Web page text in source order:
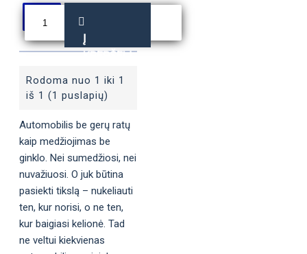
Į
KREPŠELĮ
Rodoma nuo 1 iki 1
iš 1 (1 puslapių)
Automobilis be gerų ratų
kaip medžiojimas be
ginklo. Nei sumedžiosi, nei
nuvažiuosi. O juk būtina
pasiekti tikslą – nukeliauti
ten, kur norisi, o ne ten,
kur baigiasi kelionė. Tad
ne veltui kiekvienas